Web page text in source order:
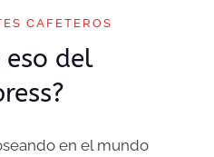
CAFETEROS
eso del
en el mundo